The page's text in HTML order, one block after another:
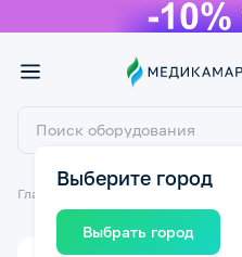
Выберите город
Выбрать город
Главная Ортопедические изделия